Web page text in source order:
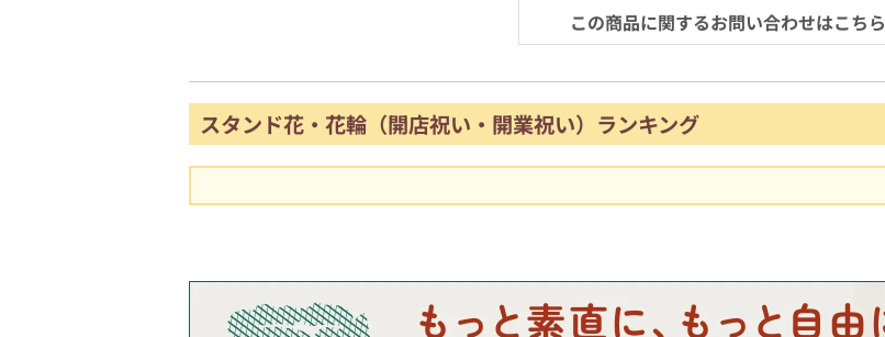
この商品に関するお問い合わせはこちら
スタンド花・花輪（開店祝い・開業祝い）ランキング